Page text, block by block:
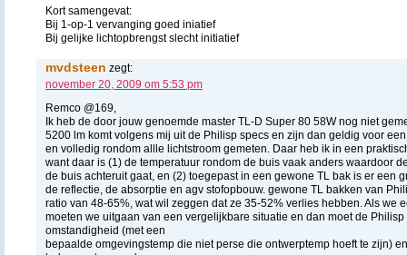
Kort samengevat:
Bij 1-op-1 vervanging goed iniatief
Bij gelijke lichtopbrengst slecht initiatief
mvdsteen zegt:
november 20, 2009 om 5:53 pm
Remco @169,
Ik heb de door jouw genoemde master TL-D Super 80 58W nog niet
5200 lm komt volgens mij uit de Philisp specs en zijn dan geldig voor
en volledig rondom allle lichtstroom gemeten. Daar heb ik in een
want daar is (1) de temperatuur rondom de buis vaak anders waardoor
de buis achteruit gaat, en (2) toegepast in een gewone TL bak is er een
de reflectie, de absorptie en agv stofopbouw. gewone TL bakken van
ratio van 48-65%, wat wil zeggen dat ze 35-52% verlies hebben. Als we
moeten we uitgaan van een vergelijkbare situatie en dan moet de
omstandigheid (met een
bepaalde omgevingstemp die niet perse die ontwerptemp hoeft te zijn)